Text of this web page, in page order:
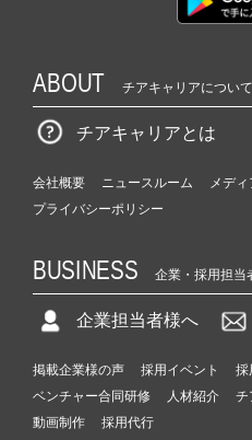
ABOUT チアキャリアについて
チアキャリアとは
会社概要 ニュースルーム
メデ
プライバシーポリシー
BUSINESS 企業・採用担当
企業担当者様へ
掲載企業様の声 採用イベント 採
ベンチャー合同研修
人材紹介 チ
動画制作
採用代行